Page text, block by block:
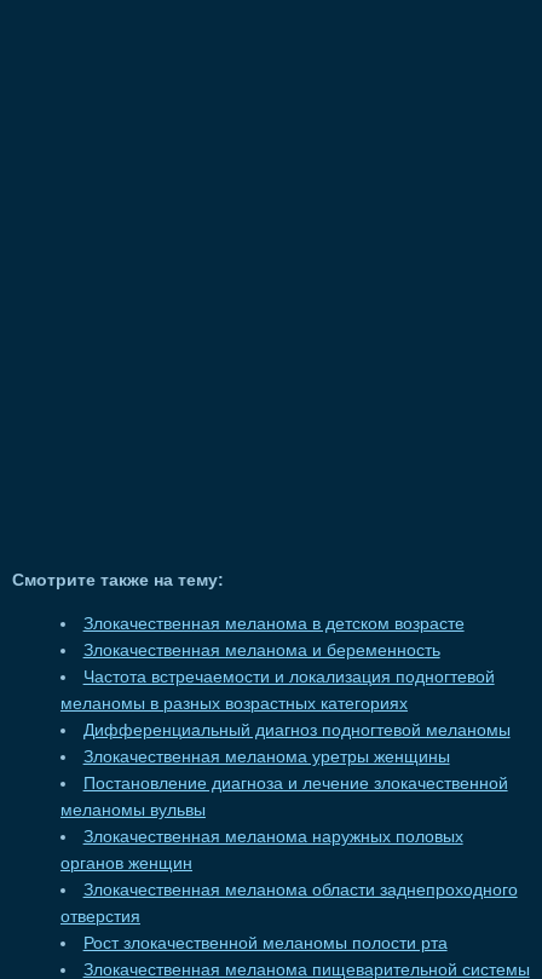
Смотрите также на тему:
Злокачественная меланома в детском возрасте
Злокачественная меланома и беременность
Частота встречаемости и локализация подногтевой
меланомы в разных возрастных категориях
Дифференциальный диагноз подногтевой меланомы
Злокачественная меланома уретры женщины
Постановление диагноза и лечение злокачественной
меланомы вульвы
Злокачественная меланома наружных половых
органов женщин
Злокачественная меланома области заднепроходного
отверстия
Рост злокачественной меланомы полости рта
Злокачественная меланома пищеварительной системы